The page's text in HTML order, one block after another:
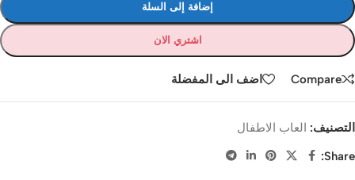
إضافة إلى السلة
اشتري الان
Compare اضف الى المفضلة
التصنيف: العاب الاطفال
Share: